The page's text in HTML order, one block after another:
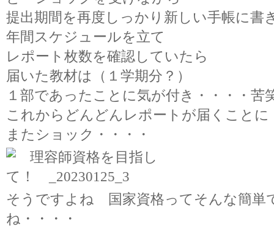
提出期間を再度しっかり新しい手帳に書
年間スケジュールを立て
レポート枚数を確認していたら
届いた教材は（１学期分？）
１部であったことに気が付き・・・・苦
これからどんどんレポートが届くことに
またショック・・・・
そうですよね 国家資格ってそんな簡単
ね・・・・